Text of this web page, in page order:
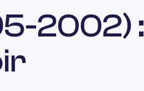
2002) :